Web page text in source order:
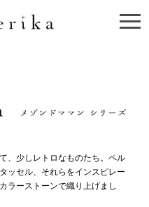
、少しレトロなものたち。ペル
ッセル、それらをインスピレー
ラーストーンで織り上げまし